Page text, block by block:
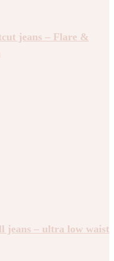
jeans – Flare &
jeans – ultra low waist